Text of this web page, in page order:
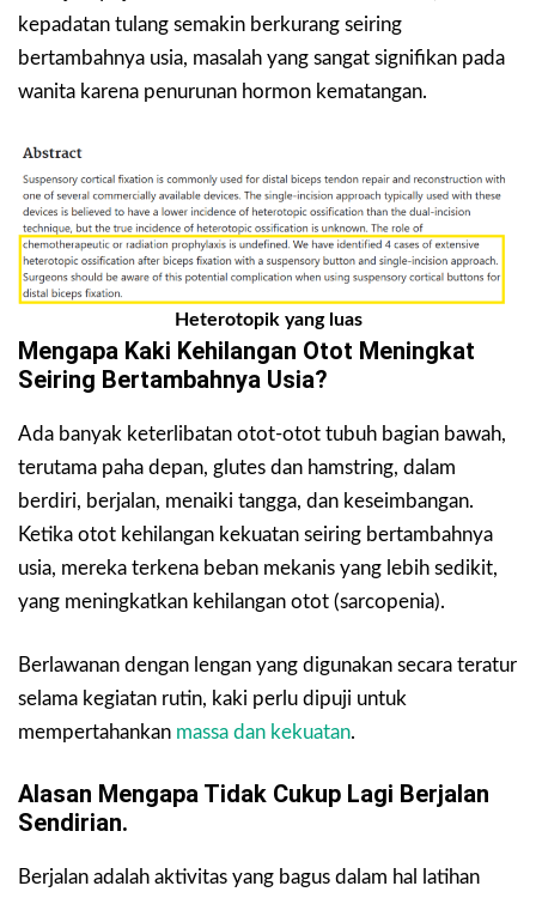
kepadatan tulang semakin berkurang seiring
bertambahnya usia, masalah yang sangat signifikan pada
wanita karena penurunan hormon kematangan.
Heterotopik yang luas
Mengapa Kaki Kehilangan Otot Meningkat
Seiring Bertambahnya Usia?
Ada banyak keterlibatan otot-otot tubuh bagian bawah,
terutama paha depan, glutes dan hamstring, dalam
berdiri, berjalan, menaiki tangga, dan keseimbangan.
Ketika otot kehilangan kekuatan seiring bertambahnya
usia, mereka terkena beban mekanis yang lebih sedikit,
yang meningkatkan kehilangan otot (sarcopenia).
Berlawanan dengan lengan yang digunakan secara teratur
selama kegiatan rutin, kaki perlu dipuji untuk
mempertahankan massa dan kekuatan.
Alasan Mengapa Tidak Cukup Lagi Berjalan
Sendirian.
Berjalan adalah aktivitas yang bagus dalam hal latihan